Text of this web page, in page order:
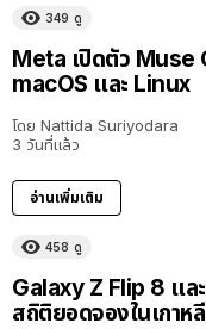
349 ดู
Meta เปิดตัว Muse
macOS และ Linux
โดย Nattida Suriyodara
3 วันที่แล้ว
อ่านเพิ่มเติม
458 ดู
Galaxy Z Flip 8 แล
สถิติยอดจองในเกาห